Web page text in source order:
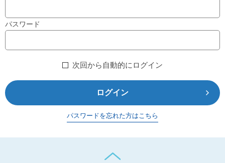
パスワード
次回から自動的にログイン
ログイン
パスワードを忘れた方はこちら